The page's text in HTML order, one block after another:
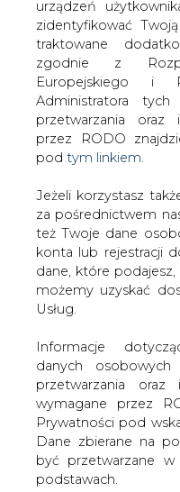
WŁĄCZ
Europejskiego i
Administratora
przetwarzania oraz
przez RODO
podtym linkiem.
Jeżeli korzystasz
za pośrednictwem
też Twoje dane
dane, które
możemy uzyskać
Usług.
Informacje
danych
przetwarzania oraz
Prywatności pod
Dane zbierane na
być przetwarzane w
podstawach.
Pamiętaj, że w
osobowych
a przede wszystkim
Strona główna /
warunki przyłączenia
2010-06-22 00:00
MEW ma
W ostatnich
NewConnect